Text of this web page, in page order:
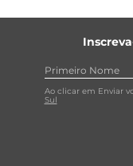
Ao clicar em Enviar
Sul